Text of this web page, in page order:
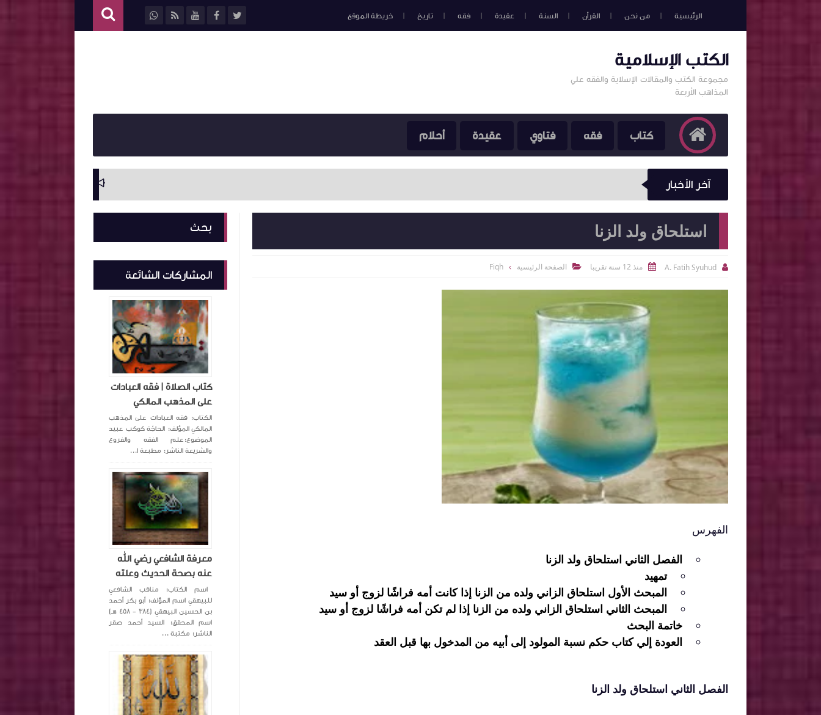
الرئيسية من نحن القرأن السنة عقيدة فقه تاريخ خريطة الموقع
الكتب الإسلامية
مجموعة الكتب والمقالات الإسلاية والفقه علي
المذاهب الأربعة
كتاب فقه فتاوي عقيدة أحلام
آخر الأخبار
استلحاق ولد الزنا

A. Fatih Syuhud
 منذ 12 سنة تقريبا  الصفحة الرئيسية Fiqh
الفهرس
الفصل الثاني استلحاق ولد الزنا
تمهيد
المبحث الأول استلحاق الزاني ولده من الزنا إذا كانت أمه فراشًا لزوج أو سيد
المبحث الثاني استلحاق الزاني ولده من الزنا إذا لم تكن أمه فراشًا لزوج أو سيد
خاتمة البحث
العودة إلي كتاب حكم نسبة المولود إلى أبيه من المدخول بها قبل العقد
الفصل الثاني استلحاق ولد الزنا
بحث
المشاركات الشائعة
كتاب الصلاة | فقه العبادات
على المذهب المالكي
الكتاب: فقه العبادات على المذهب
المالكي المؤلف: الحاجّة كوكب عبيد
الموضوع:علم الفقه والفروع
والشريعة الناشر: مطبعة ا...
معرفة الشافعي رضي الله
عنه بصحة الحديث وعلته
اسم الكتاب: مناقب الشافعي
للبيهقي اسم المؤلف: أبو بكر أحمد
بن الحسين البيهقي (٣٨٤ - ٤٥٨ هـ)
اسم المحقق: السيد أحمد صقر
الناشر: مكتبة ...